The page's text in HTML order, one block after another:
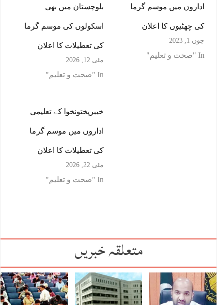
بلوچستان میں بھی
اسکولوں کی موسم گرما
کی تعطیلات کا اعلان
مئی 12, 2026
In "صحت و تعلیم"
اداروں میں موسم گرما
کی چھٹیوں کا اعلان
جون 1, 2023
In "صحت و تعلیم"
خیبرپختونخوا کے تعلیمی
اداروں میں موسم گرما
کی تعطیلات کا اعلان
مئی 22, 2026
In "صحت و تعلیم"
متعلقہ خبریں